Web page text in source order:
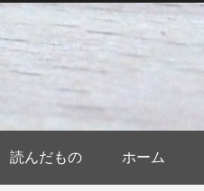
読んだもの ホーム